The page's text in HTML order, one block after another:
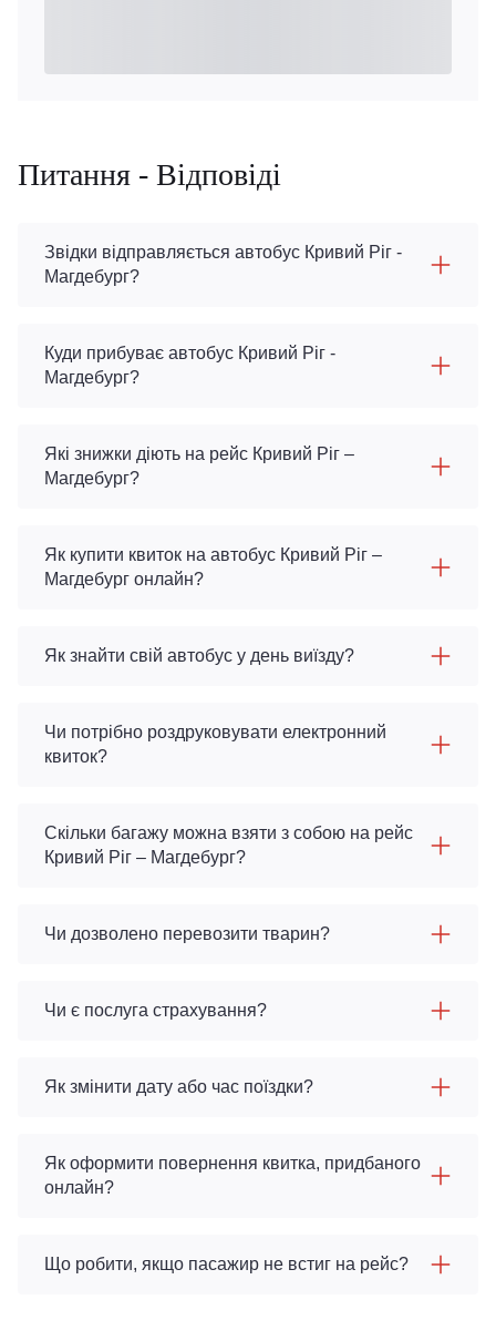
Питання - Відповіді
Звідки відправляється автобус Кривий Ріг -
Магдебург?
Куди прибуває автобус Кривий Ріг -
Магдебург?
Які знижки діють на рейс Кривий Ріг –
Магдебург?
Як купити квиток на автобус Кривий Ріг –
Магдебург онлайн?
Як знайти свій автобус у день виїзду?
Чи потрібно роздруковувати електронний
квиток?
Скільки багажу можна взяти з собою на рейс
Кривий Ріг – Магдебург?
Чи дозволено перевозити тварин?
Чи є послуга страхування?
Як змінити дату або час поїздки?
Як оформити повернення квитка, придбаного
онлайн?
Що робити, якщо пасажир не встиг на рейс?